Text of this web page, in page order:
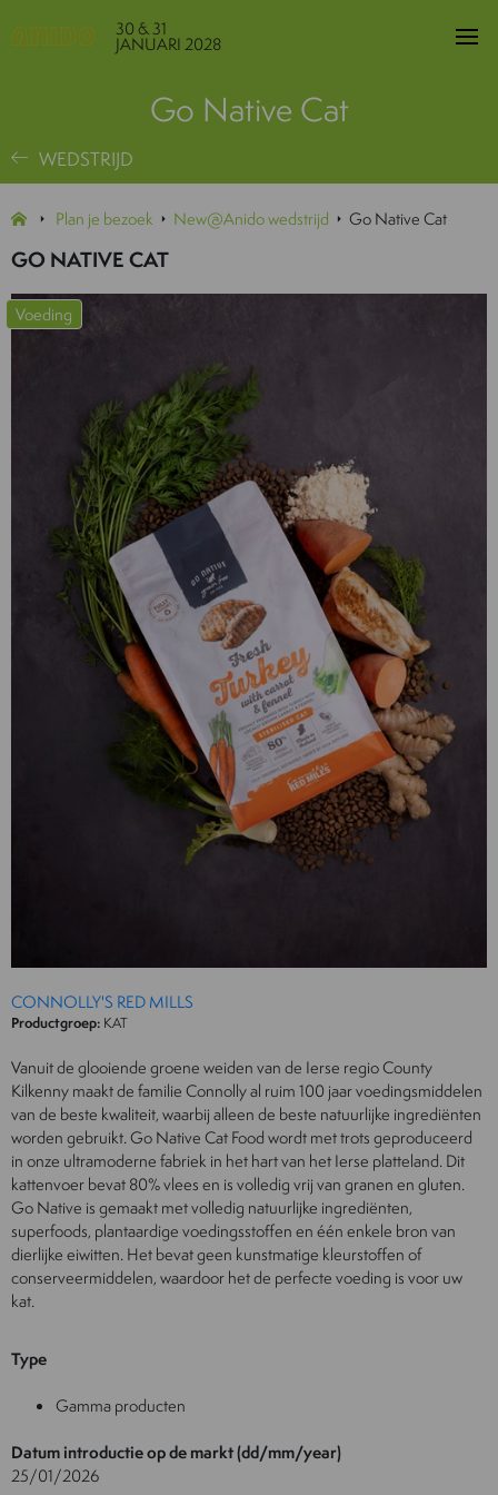
30 & 31
JANUARI 2028
Go Native Cat
WEDSTRIJD
Plan je bezoek New@Anido wedstrijd Go Native Cat
GO NATIVE CAT
Voeding
CONNOLLY'S RED MILLS
Productgroep: KAT
Vanuit de glooiende groene weiden van de Ierse regio County
Kilkenny maakt de familie Connolly al ruim 100 jaar voedingsmiddelen
van de beste kwaliteit, waarbij alleen de beste natuurlijke ingrediënten
worden gebruikt. Go Native Cat Food wordt met trots geproduceerd
in onze ultramoderne fabriek in het hart van het Ierse platteland. Dit
kattenvoer bevat 80% vlees en is volledig vrij van granen en gluten.
Go Native is gemaakt met volledig natuurlijke ingrediënten,
superfoods, plantaardige voedingsstoffen en één enkele bron van
dierlijke eiwitten. Het bevat geen kunstmatige kleurstoffen of
conserveermiddelen, waardoor het de perfecte voeding is voor uw
kat.
Type
Gamma producten
Datum introductie op de markt (dd/mm/year)
25/01/2026